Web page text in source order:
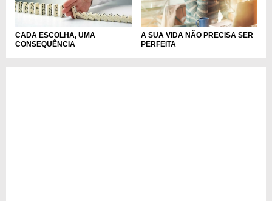
CADA ESCOLHA, UMA
CONSEQUÊNCIA
A SUA VIDA NÃO PRECISA SER
PERFEITA